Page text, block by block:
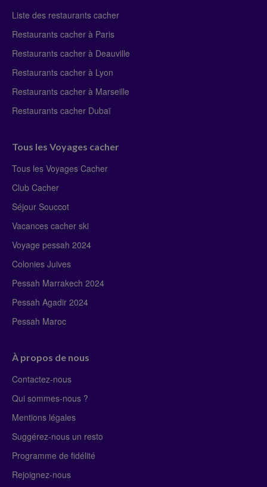
Liste des restaurants cacher
Restaurants cacher à Paris
Restaurants cacher à Deauville
Restaurants cacher à Lyon
Restaurants cacher à Marseille
Restaurants cacher Dubaï
Tous les Voyages cacher
Tous les Voyages Cacher
Club Cacher
Séjour Souccot
Vacances cacher ski
Voyage pessah 2024
Colonies Juives
Pessah Marrakech 2024
Pessah Agadir 2024
Pessah Maroc
À propos de nous
Contactez-nous
Qui sommes-nous ?
Mentions légales
Suggérez-nous un resto
Programme de fidélité
Rejoignez-nous